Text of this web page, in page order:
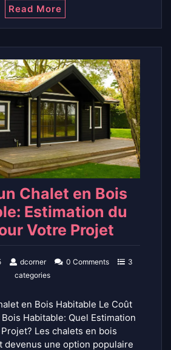
Read More
Chalet en Bois
Estimation du
Votre Projet
dcorner 0 Comments
3
categories
en Bois Habitable Le Coût
Habitable: Quel Estimation
Les chalets en bois
devenus une option populaire